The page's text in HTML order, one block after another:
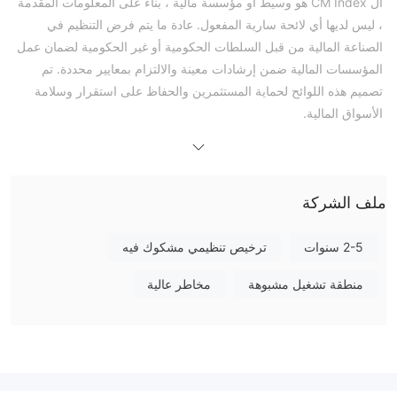
، ليس لديها أي لائحة سارية المفعول. عادة ما يتم فرض التنظيم في
الصناعة المالية من قبل السلطات الحكومية أو غير الحكومية لضمان عمل
المؤسسات المالية ضمن إرشادات معينة والالتزام بمعايير محددة. تم
تصميم هذه اللوائح لحماية المستثمرين والحفاظ على استقرار وسلامة
الأسواق المالية.
الصرف بين العملات. يتيح تداول المعادن الثمينة والأساسية للمستثمرين
ذلك النفط والغاز الطبيعي ، فرصًا للاستفادة من تقلبات الأسعار التي تتأثر
يوفر الوسيط ثلاثة أنواع من حسابات التداول الحية: مكافأة الإيداع
ملف الشركة
2-5 سنوات ترخيص تنظيمي مشكوك فيه
منطقة تشغيل مشبوهة مخاطر عالية